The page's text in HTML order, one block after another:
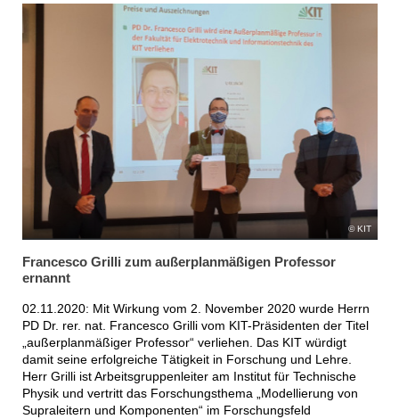
KIT
Francesco Grilli zum außerplanmäßigen Professor
ernannt
02.11.2020: Mit Wirkung vom 2. November 2020 wurde Herrn
PD Dr. rer. nat. Francesco Grilli vom KIT-Präsidenten der Titel
„außerplanmäßiger Professor“ verliehen. Das KIT würdigt
damit seine erfolgreiche Tätigkeit in Forschung und Lehre.
Herr Grilli ist Arbeitsgruppenleiter am Institut für Technische
Physik und vertritt das Forschungsthema „Modellierung von
Supraleitern und Komponenten“ im Forschungsfeld